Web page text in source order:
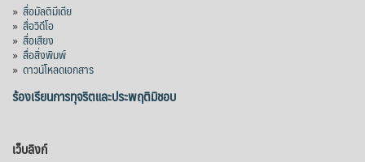
» สื่อมัลติมีเดีย
» สื่อวิดีโอ
» สื่อเสียง
» สื่อสิ่งพิมพ์
» ดาวน์โหลดเอกสาร
ร้องเรียนการทุจริตและประพฤติมิชอบ
เว็บลิงก์